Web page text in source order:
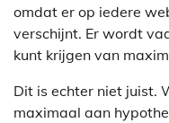
omdat er op iedere
verschijnt. Er wordt
kunt krijgen van
Dit is echter niet juist.
maximaal aan